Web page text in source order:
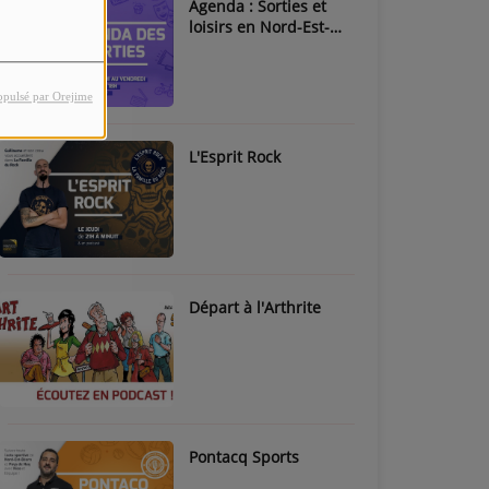
par Orejime
Agenda : Sorties et
loisirs en Nord-Est-
L'Esprit Rock
Départ à l'Arthrite
Pontacq Sports